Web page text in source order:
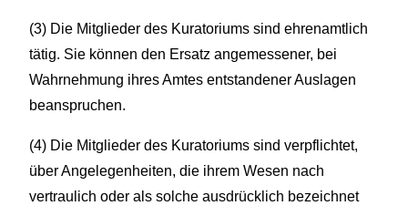
(3) Die Mitglieder des Kuratoriums sind ehrenamtlich
tätig. Sie können den Ersatz angemessener, bei
Wahrnehmung ihres Amtes entstandener Auslagen
beanspruchen.
(4) Die Mitglieder des Kuratoriums sind verpflichtet,
über Angelegenheiten, die ihrem Wesen nach
vertraulich oder als solche ausdrücklich bezeichnet